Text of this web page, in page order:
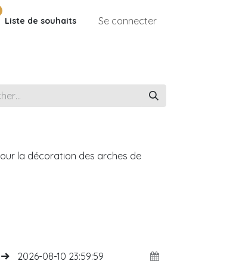
Liste de souhaits Se connecter
la décoration des arches de